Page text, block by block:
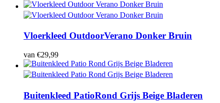
Vloerkleed OutdoorVerano Donker Bruin
van €29,99
Buitenkleed PatioRond Grijs Beige Bladeren